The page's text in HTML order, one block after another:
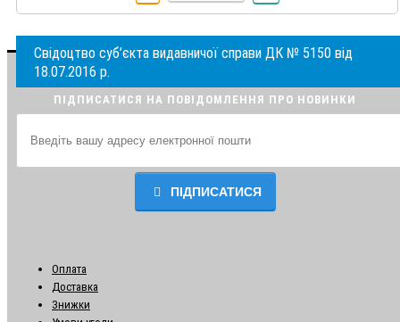
Свідоцтво суб’єкта видавничої справи ДК № 5150 від
18.07.2016 р.
ПІДПИСАТИСЯ НА ПОВІДОМЛЕННЯ ПРО НОВИНКИ
ПІДПИСАТИСЯ
Оплата
Доставка
Знижки